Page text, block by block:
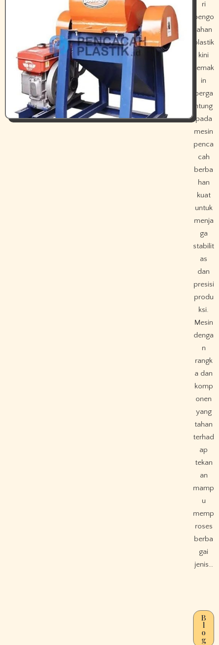
ri
pengo
lahan
plastik
kini
semak
in
berga
ntung
pada
mesin
penca
cah
berba
han
kuat
untuk
menja
ga
stabilit
as
dan
presisi
produ
ksi.
Mesin
denga
n
rangk
a dan
komp
onen
yang
tahan
terhad
ap
tekan
an
mamp
u
memp
roses
berba
gai
jenis…
B
l
o
g